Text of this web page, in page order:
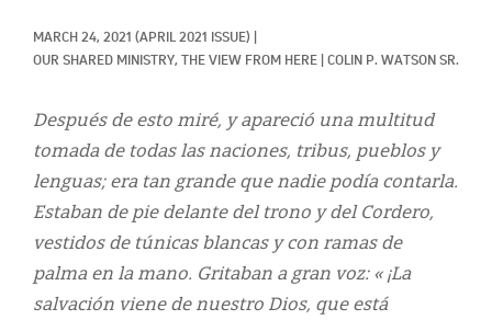
MARCH 24, 2021 (APRIL 2021 ISSUE)
OUR SHARED MINISTRY,
THE VIEW FROM HERE COLIN P. WATSON SR.
Después de esto miré, y apareció una multitud
tomada de todas las naciones, tribus, pueblos y
lenguas; era tan grande que nadie podía contarla.
Estaban de pie delante del trono y del Cordero,
vestidos de túnicas blancas y con ramas de
palma en la mano. Gritaban a gran voz: « ¡La
salvación viene de nuestro Dios, que está
한국어
Español